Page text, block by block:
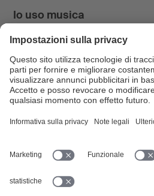
Io uso musica
News & Agenda
FONDATION SUISA ↗
FacebookInstagram YouTube
Blog